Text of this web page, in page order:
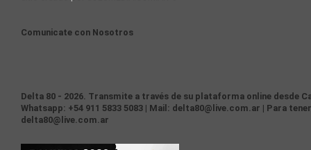
Comunicate con Nosotros
Delta 80 - 2026. Transmite a través de su plataforma online desde
Whatsapp: +54 911 5833 5083 | Mail: delta80@live.com.ar | Para
delta80@live.com.ar